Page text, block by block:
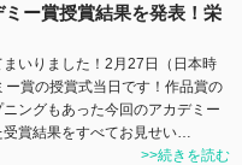
ミー賞授賞結果を発表！栄
いりました！2月27日（日本時
賞の授賞式当日です！作品賞の
ングもあった今回のアカデミー
賞結果をすべてお見せい…
>>続きを読む